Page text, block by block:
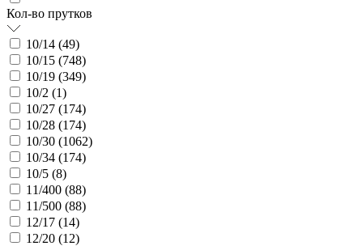
Кол-во прутков
10/14 (49)
10/15 (748)
10/19 (349)
10/2 (1)
10/27 (174)
10/28 (174)
10/30 (1062)
10/34 (174)
10/5 (8)
11/400 (88)
11/500 (88)
12/17 (14)
12/20 (12)